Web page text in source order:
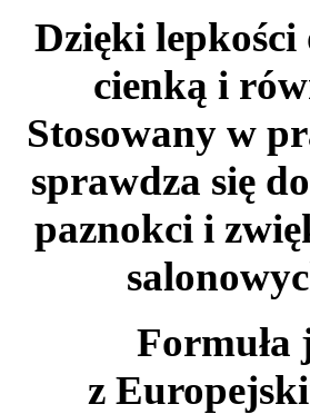
Dzięki
cienką i
Stosowany w
sprawdza się
paznokci i
Formuła
z